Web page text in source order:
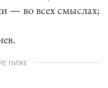
— во всех смыслах;
НИЖЕ